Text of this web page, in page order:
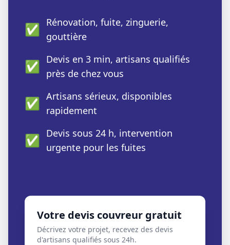
✅ Rénovation, fuite, zinguerie,
gouttière
✅ Devis en 3 min, artisans qualifiés
près de chez vous
✅ Artisans sérieux, disponibles
rapidement
✅ Devis sous 24 h, intervention
urgente pour les fuites
Votre devis couvreur gratuit
Décrivez votre projet, recevez des devis
d'artisans qualifiés sous 24h.